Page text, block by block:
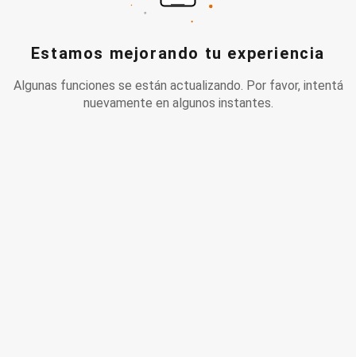
Estamos mejorando tu experiencia
Algunas funciones se están actualizando. Por favor, intentá
nuevamente en algunos instantes.